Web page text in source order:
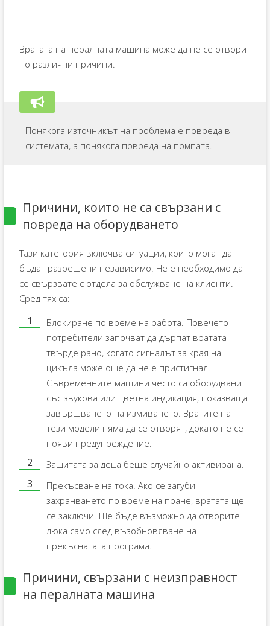
Вратата на пералната машина може да не се отвори
по различни причини.
Понякога източникът на проблема е повреда в
системата, а понякога повреда на помпата.
Причини, които не са свързани с
повреда на оборудването
Тази категория включва ситуации, които могат да
бъдат разрешени независимо. Не е необходимо да
се свързвате с отдела за обслужване на клиенти.
Сред тях са:
Блокиране по време на работа. Повечето
потребители започват да дърпат вратата
твърде рано, когато сигналът за края на
цикъла може още да не е пристигнал.
Съвременните машини често са оборудвани
със звукова или цветна индикация, показваща
завършването на измиването. Вратите на
тези модели няма да се отворят, докато не се
появи предупреждение.
Защитата за деца беше случайно активирана.
Прекъсване на тока. Ако се загуби
захранването по време на пране, вратата ще
се заключи. Ще бъде възможно да отворите
люка само след възобновяване на
прекъснатата програма.
Причини, свързани с неизправност
на пералната машина